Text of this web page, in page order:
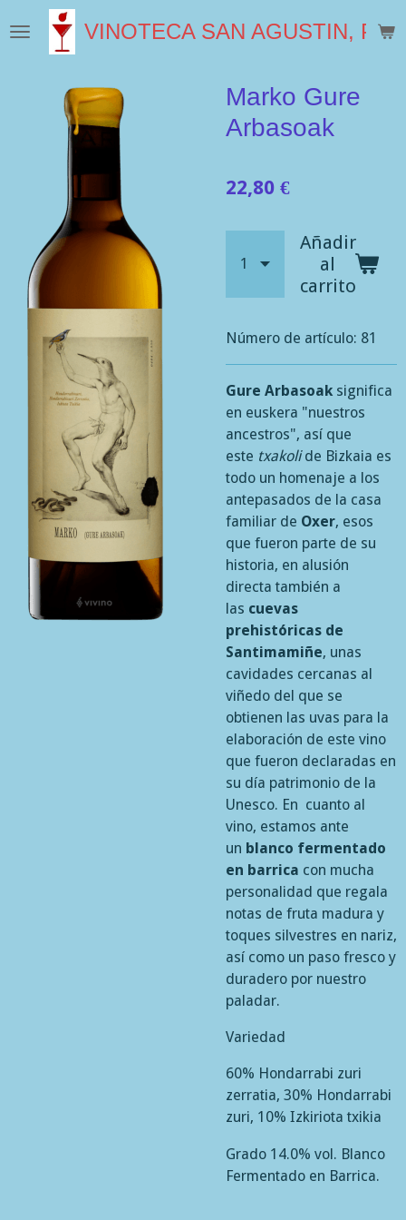
al
VINOTECA SAN AGUSTIN,
Marko Gure
Arbasoak
22,80 €
Añadir
al
carrito
Número de artículo: 81
Gure Arbasoak significa
en euskera "nuestros
ancestros", así que
este txakoli de Bizkaia es
todo un homenaje a los
antepasados de la casa
familiar de Oxer, esos
que fueron parte de su
historia, en alusión
directa también a
las cuevas
prehistóricas de
Santimamiñe, unas
cavidades cercanas al
viñedo del que se
obtienen las uvas para la
elaboración de este vino
que fueron declaradas en
su día patrimonio de la
Unesco. En cuanto al
vino, estamos ante
un blanco fermentado
en barrica con mucha
personalidad que regala
notas de fruta madura y
toques silvestres en nariz,
así como un paso fresco y
duradero por nuestro
paladar.
Variedad
60% Hondarrabi zuri
zerratia, 30% Hondarrabi
zuri, 10% Izkiriota txikia
Grado 14.0% vol. Blanco
Fermentado en Barrica.